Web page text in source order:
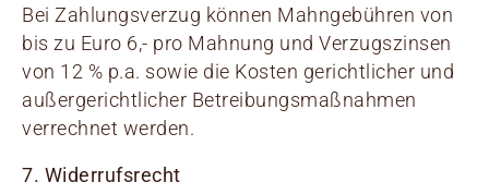
Bei Zahlungsverzug können Mahngebühren von
bis zu Euro 6,- pro Mahnung und Verzugszinsen
von 12 % p.a. sowie die Kosten gerichtlicher und
außergerichtlicher Betreibungsmaßnahmen
verrechnet werden.
7. Widerrufsrecht